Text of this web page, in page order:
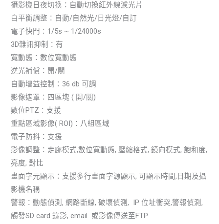
攝影機日夜切換：自動切換紅外線濾光片
白平衡調整：自動/自然光/日光燈/自訂
電子快門：1/5s ~ 1/24000s
3D雜訊抑制：有
寬動態：數位寬動態
逆光補償：開/關
自動增益控制：36 db 可調
影像遮罩：四區塊 ( 開/關)
數位PTZ：支援
重點區域影像( ROI)：八組區域
電子防抖：支援
影像調整：走廊模式,數位寬動態, 壓縮格式, 鏡向模式, 飽和度,
亮度, 對比
畫面字元顯示：支援多行畫面字源顯示, 可顯示時間,日期及攝
影機名稱
警報：動態偵測, 網路斷線, 破壞偵測, IP 位址衝突,警報偵測,
觸發SD card 錄影, email 或影像傳送至FTP